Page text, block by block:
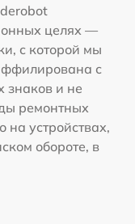
целях —
с которой мы
с
знаков и не
ремонтных
на устройствах,
обороте, в